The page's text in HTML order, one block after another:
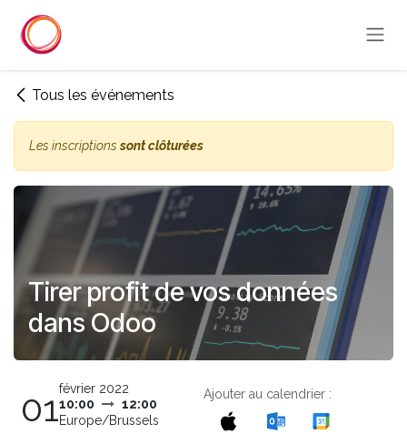
Tous les événements
Les inscriptionssont clôturées
Tirer profit de vos données
dans Odoo
01février 2022
10:00
12:00
Europe/Brussels
Ajouter au calendrier :